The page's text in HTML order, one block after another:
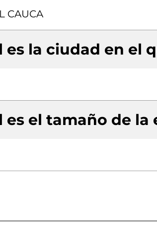
CAUCA
es la ciudad en el
es el tamaño de la